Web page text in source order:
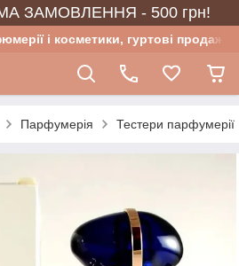
ЗАМОВЛЕННЯ - 500 грн!
і косметики, гуртові продажі
Парфумерія Тестери парфумерії